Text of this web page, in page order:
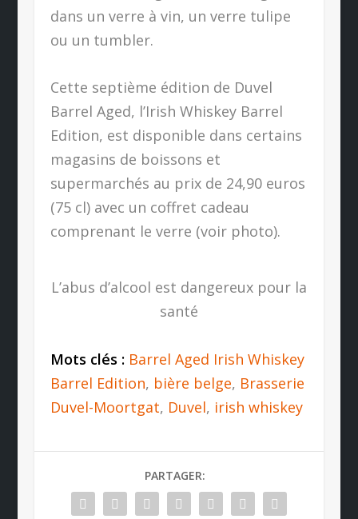
dans un verre à vin, un verre tulipe
ou un tumbler.
Cette septième édition de Duvel
Barrel Aged, l’Irish Whiskey Barrel
Edition, est disponible dans certains
magasins de boissons et
supermarchés au prix de 24,90 euros
(75 cl) avec un coffret cadeau
comprenant le verre (voir photo).
L’abus d’alcool est dangereux pour la
santé
Mots clés : Barrel Aged Irish Whiskey
Barrel Edition, bière belge, Brasserie
Duvel-Moortgat, Duvel, irish whiskey
PARTAGER: